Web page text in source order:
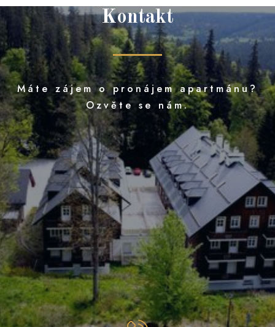
Kontakt
Máte zájem o pronájem apartmánu?
Ozvěte se nám.